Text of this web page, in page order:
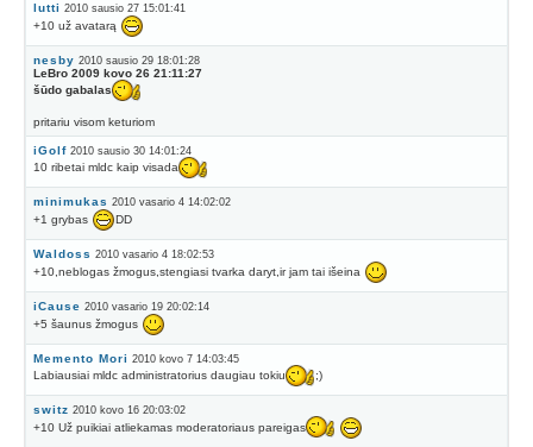
lutti 2010 sausio 27 15:01:41
+10 už avatarą
nesby 2010 sausio 29 18:01:28
LeBro 2009 kovo 26 21:11:27
šūdo gabalas
pritariu visom keturiom
iGolf 2010 sausio 30 14:01:24
10 ribetai mldc kaip visada
minimukas 2010 vasario 4 14:02:02
+1 grybas DD
Waldoss 2010 vasario 4 18:02:53
+10,neblogas žmogus,stengiasi tvarka daryt,ir jam tai išeina
iCause 2010 vasario 19 20:02:14
+5 šaunus žmogus
Memento Mori 2010 kovo 7 14:03:45
Labiausiai mldc administratorius daugiau tokiu ;)
switz 2010 kovo 16 20:03:02
+10 Už puikiai atliekamas moderatoriaus pareigas